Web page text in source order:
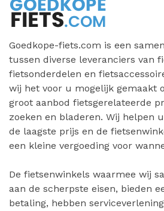
Goedkope-fiets.com is een
tussen diverse leveranciers van
fietsonderdelen en
wij het voor u mogelijk gemaakt
groot aanbod fietsgerelateerde
zoeken en bladeren. Wij helpen
de laagste prijs en de
een kleine vergoeding voor
De fietsenwinkels waarmee wij
aan de scherpste eisen, bieden
betaling, hebben